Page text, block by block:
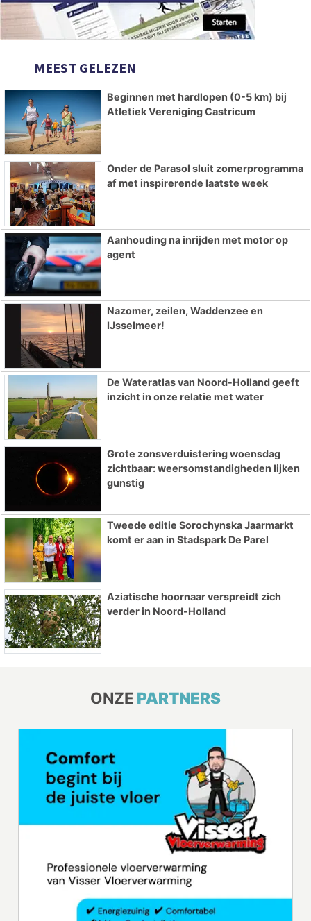
MEEST GELEZEN
Beginnen met hardlopen (0-5 km) bij
Atletiek Vereniging Castricum
Onder de Parasol sluit zomerprogramma
af met inspirerende laatste week
Aanhouding na inrijden met motor op
agent
Nazomer, zeilen, Waddenzee en
IJsselmeer!
De Wateratlas van Noord-Holland geeft
inzicht in onze relatie met water
Grote zonsverduistering woensdag
zichtbaar: weersomstandigheden lijken
gunstig
Tweede editie Sorochynska Jaarmarkt
komt er aan in Stadspark De Parel
Aziatische hoornaar verspreidt zich
verder in Noord-Holland
ONZE PARTNERS